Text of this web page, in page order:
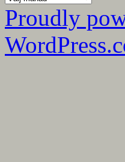
mina
bloggmånader
Proudly